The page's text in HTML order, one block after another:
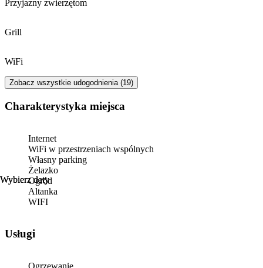
Wybierz daty
Wybierz daty
Przyjazny zwierzętom
Grill
WiFi
Zobacz wszystkie udogodnienia (19)
Charakterystyka miejsca
Internet
WiFi w przestrzeniach wspólnych
Własny parking
Żelazko
Ogród
Altanka
WIFI
Usługi
Ogrzewanie